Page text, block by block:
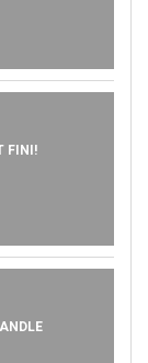
FINI!